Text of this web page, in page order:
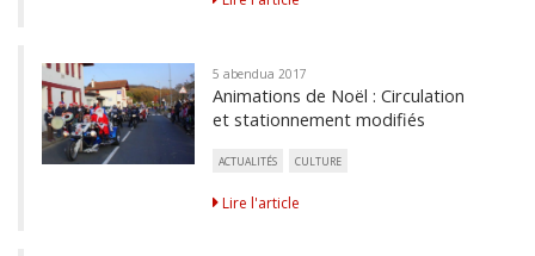
5 abendua 2017
Animations de Noël : Circulation
et stationnement modifiés
ACTUALITÉS CULTURE
Lire l'article